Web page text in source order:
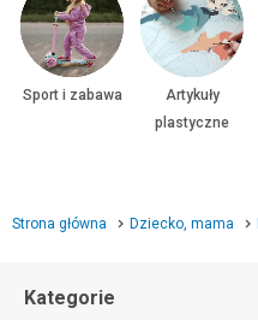
Sport i zabawa
Artykuły
plastyczne
Strona główna Dziecko, mama
Kategorie